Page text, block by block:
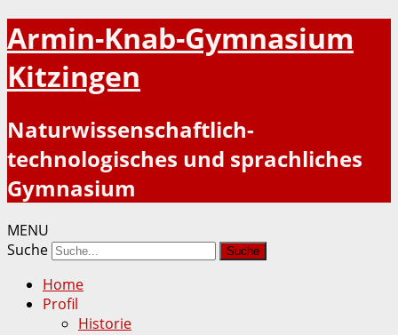
Armin-Knab-Gymnasium
Kitzingen
Naturwissenschaftlich-
technologisches und sprachliches
Gymnasium
MENU
Suche
Home
Profil
Historie